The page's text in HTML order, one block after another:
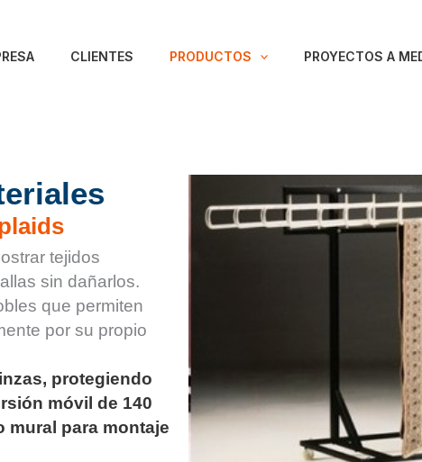
CLIENTES PRODUCTOS PROYECTOS A
tejidos
sin dañarlos.
que permiten
por su propio
protegiendo
móvil de 140
mural para montaje